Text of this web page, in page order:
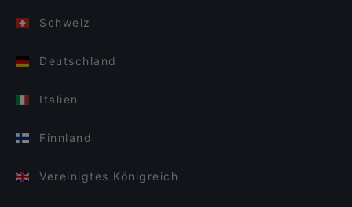
Schweiz
Deutschland
Italien
Finnland
Vereinigtes Königreich